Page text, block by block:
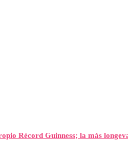
Récord Guinness; la más